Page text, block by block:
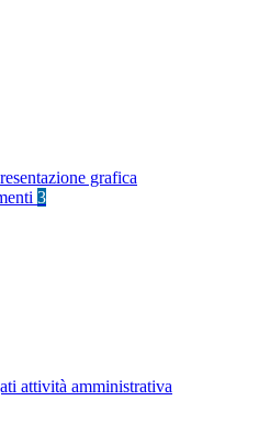
grafica
3
attività amministrativa